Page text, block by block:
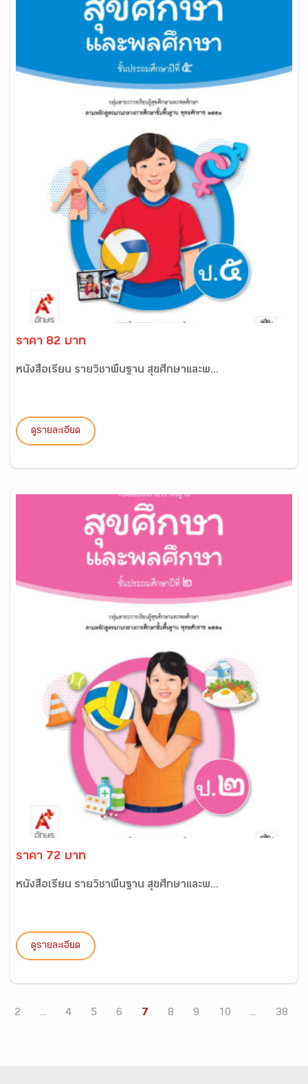
ราคา 82 บาท
หนังสือเรียน รายวิชาพื้นฐาน สุขศึกษาและพ...
ดูรายละเอียด
ราคา 72 บาท
หนังสือเรียน รายวิชาพื้นฐาน สุขศึกษาและพ...
ดูรายละเอียด
2 ... 4 5 6 7 8 9 10 ... 38